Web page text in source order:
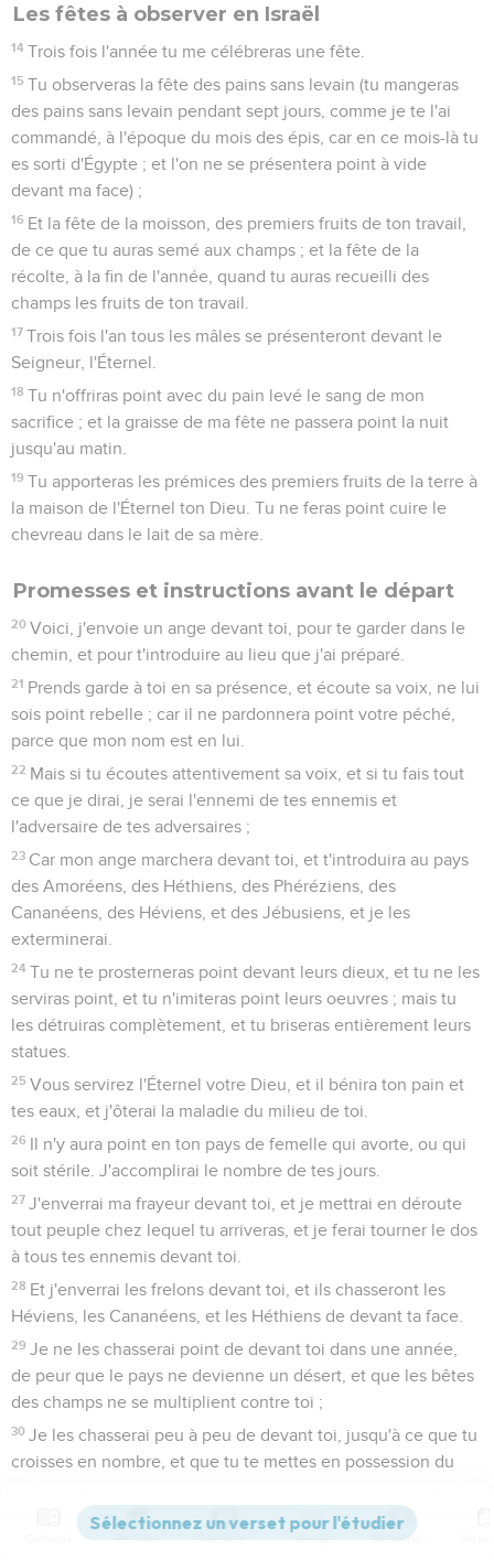
Les fêtes à observer en Israël
14 Trois fois l'année tu me célébreras une fête.
15 Tu observeras la fête des pains sans levain (tu mangeras
des pains sans levain pendant sept jours, comme je te l'ai
commandé, à l'époque du mois des épis, car en ce mois-là tu
es sorti d'Égypte ; et l'on ne se présentera point à vide
devant ma face) ;
16 Et la fête de la moisson, des premiers fruits de ton travail,
de ce que tu auras semé aux champs ; et la fête de la
récolte, à la fin de l'année, quand tu auras recueilli des
champs les fruits de ton travail.
17 Trois fois l'an tous les mâles se présenteront devant le
Seigneur, l'Éternel.
18 Tu n'offriras point avec du pain levé le sang de mon
sacrifice ; et la graisse de ma fête ne passera point la nuit
jusqu'au matin.
19 Tu apporteras les prémices des premiers fruits de la terre à
la maison de l'Éternel ton Dieu. Tu ne feras point cuire le
chevreau dans le lait de sa mère.
Promesses et instructions avant le départ
20 Voici, j'envoie un ange devant toi, pour te garder dans le
chemin, et pour t'introduire au lieu que j'ai préparé.
21 Prends garde à toi en sa présence, et écoute sa voix, ne lui
sois point rebelle ; car il ne pardonnera point votre péché,
parce que mon nom est en lui.
22 Mais si tu écoutes attentivement sa voix, et si tu fais tout
ce que je dirai, je serai l'ennemi de tes ennemis et
l'adversaire de tes adversaires ;
23 Car mon ange marchera devant toi, et t'introduira au pays
des Amoréens, des Héthiens, des Phéréziens, des
Cananéens, des Héviens, et des Jébusiens, et je les
exterminerai.
24 Tu ne te prosterneras point devant leurs dieux, et tu ne les
serviras point, et tu n'imiteras point leurs oeuvres ; mais tu
les détruiras complètement, et tu briseras entièrement leurs
statues.
25 Vous servirez l'Éternel votre Dieu, et il bénira ton pain et
tes eaux, et j'ôterai la maladie du milieu de toi.
26 Il n'y aura point en ton pays de femelle qui avorte, ou qui
soit stérile. J'accomplirai le nombre de tes jours.
27 J'enverrai ma frayeur devant toi, et je mettrai en déroute
tout peuple chez lequel tu arriveras, et je ferai tourner le dos
à tous tes ennemis devant toi.
28 Et j'enverrai les frelons devant toi, et ils chasseront les
Héviens, les Cananéens, et les Héthiens de devant ta face.
29 Je ne les chasserai point de devant toi dans une année,
de peur que le pays ne devienne un désert, et que les bêtes
des champs ne se multiplient contre toi ;
30 Je les chasserai peu à peu de devant toi, jusqu'à ce que tu
croisses en nombre, et que tu te mettes en possession du
Et je poserai tes limites depuis la mer Rouge jusqu'à la mer
Versions Commentaires Strong